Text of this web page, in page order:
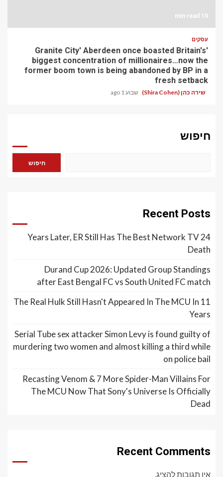
10 min read
עסקים
'Granite City' Aberdeen once boasted Britain's
biggest concentration of millionaires…now the
former boom town is being abandoned by BP in a
fresh setback
שירה כהן (Shira Cohen) שבוע 1 ago
חיפוש
חיפוש
Recent Posts
24 Years Later, ER Still Has The Best Network TV
Death
Durand Cup 2026: Updated Group Standings
after East Bengal FC vs South United FC match
The Real Hulk Still Hasn't Appeared In The MCU In 11
Years
Serial Tube sex attacker Simon Levy is found guilty of
murdering two women and almost killing a third while
on police bail
Recasting Venom & 7 More Spider-Man Villains For
The MCU Now That Sony's Universe Is Officially
Dead
Recent Comments
אין תגובות להציג.